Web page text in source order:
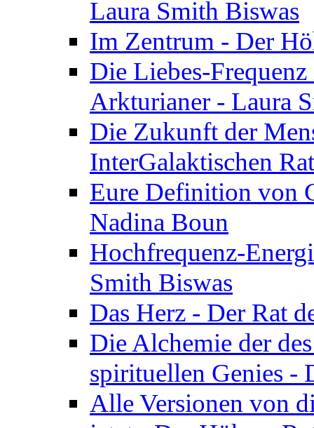
Laura Smith Biswas
Im Zentrum - Der
Die Liebes-
Arkturianer - Laura
Die Zukunft der
InterGalaktischen
Eure Definition von
Nadina Boun
Hochfrequenz-
Smith Biswas
Das Herz - Der Rat
Die Alchemie der
spirituellen Genies -
Alle Versionen von